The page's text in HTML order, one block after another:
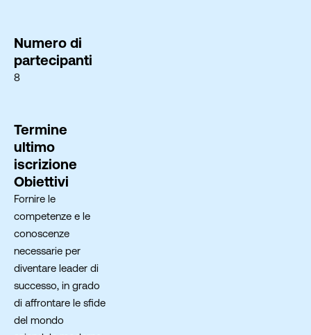
Numero di
partecipanti
8
Termine
ultimo
iscrizione
Obiettivi
Fornire le
competenze e le
conoscenze
necessarie per
diventare leader di
successo, in grado
di affrontare le sfide
del mondo